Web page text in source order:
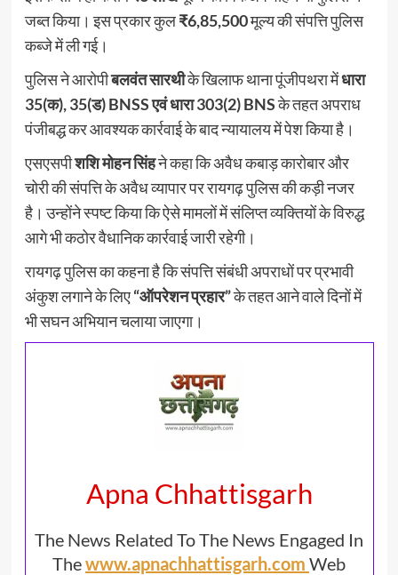
जब्त किया। इस प्रकार कुल₹6,85,500मूल्य की संपत्ति पुलिस
कब्जे में ली गई।
पुलिस ने आरोपीबलवंत सारथीके खिलाफ थाना पूंजीपथरा मेंधारा
35(क), 35(ड) BNSS एवं धारा 303(2) BNSके तहत अपराध
पंजीबद्ध कर आवश्यक कार्रवाई के बाद न्यायालय में पेश किया है।
एसएसपीशशि मोहन सिंहने कहा कि अवैध कबाड़ कारोबार और
चोरी की संपत्ति के अवैध व्यापार पर रायगढ़ पुलिस की कड़ी नजर
है। उन्होंने स्पष्ट किया कि ऐसे मामलों में संलिप्त व्यक्तियों के विरुद्ध
आगे भी कठोर वैधानिक कार्रवाई जारी रहेगी।
रायगढ़ पुलिस का कहना है कि संपत्ति संबंधी अपराधों पर प्रभावी
अंकुश लगाने के लिए“ऑपरेशन प्रहार”के तहत आने वाले दिनों में
भी सघन अभियान चलाया जाएगा।
Apna Chhattisgarh
The News Related To The News Engaged In
Thewww.apnachhattisgarh.com Web